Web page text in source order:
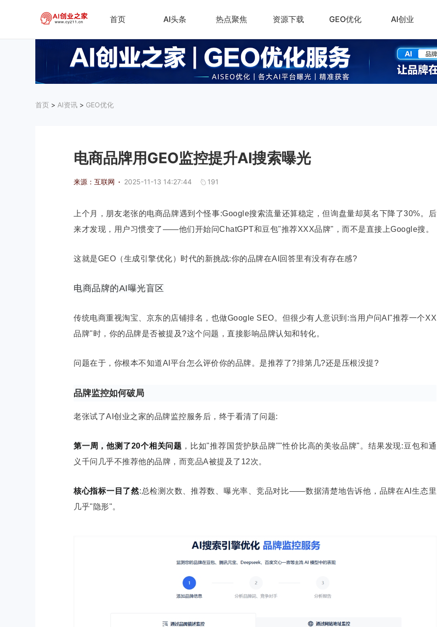
首页 AI头条 热点聚焦 资源下载 GEO优化 AI创业
首页 > AI资讯 > GEO优化
电商品牌用GEO监控提升AI搜索曝光
来源：互联网 · 2025-11-13 14:27:44 191
上个月，朋友老张的电商品牌遇到个怪事:Google搜索流量还算稳定，但询盘量却莫名下降了30%。后
来才发现，用户习惯变了——他们开始问ChatGPT和豆包"推荐XXX品牌"，而不是直接上Google搜。
这就是GEO（生成引擎优化）时代的新挑战:你的品牌在AI回答里有没有存在感?
电商品牌的AI曝光盲区
传统电商重视淘宝、京东的店铺排名，也做Google SEO。但很少有人意识到:当用户问AI"推荐一个XX
品牌"时，你的品牌是否被提及?这个问题，直接影响品牌认知和转化。
问题在于，你根本不知道AI平台怎么评价你的品牌。是推荐了?排第几?还是压根没提?
品牌监控如何破局
老张试了AI创业之家的品牌监控服务后，终于看清了问题:
第一周，他测了20个相关问题 ，比如"推荐国货护肤品牌""性价比高的美妆品牌"。结果发现:豆包和通
义千问几乎不推荐他的品牌，而竞品A被提及了12次。
核心指标一目了然:总检测次数、推荐数、曝光率、竞品对比——数据清楚地告诉他，品牌在AI生态里
几乎"隐形"。